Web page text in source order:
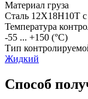
Материал груза
Сталь 12Х18Н10Т с
Температура
-55 ... +150 (°С)
Тип
Жидкий
Способ